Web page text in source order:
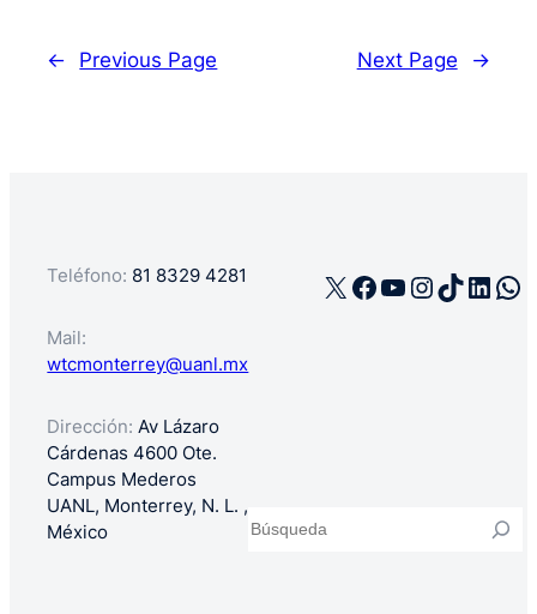
la
crecer
← Previous Page Next Page →
Teléfono: 81 8329 4281
Mail:
wtcmonterrey@uanl.mx
Dirección: Av Lázaro
Cárdenas 4600 Ote.
Campus Mederos
UANL, Monterrey, N. L. ,
México
X Facebook
YouTube
TikTok